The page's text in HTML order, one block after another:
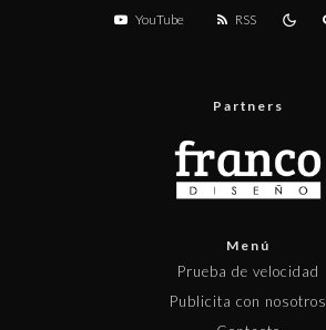
YouTube RSS
Partners
Menú
Prueba de velocidad
Publicita con nosotros